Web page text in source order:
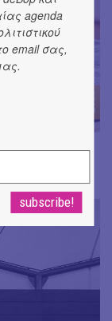
by Shi
agenda
email σας,